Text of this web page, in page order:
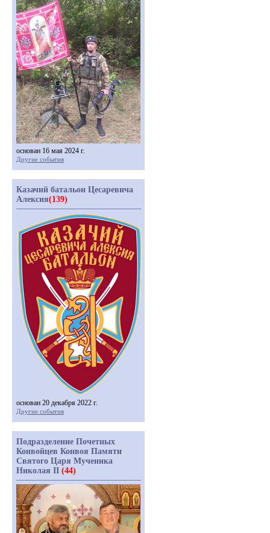
основан 16 мая 2024 г.
Другие события
Казачий батальон Цесаревича
Алексия(139)
основан 20 декабря 2022 г.
Другие события
Подразделение Почетных
Конвойцев Конвоя Памяти
Святого Царя Мученика
Николая II (44)